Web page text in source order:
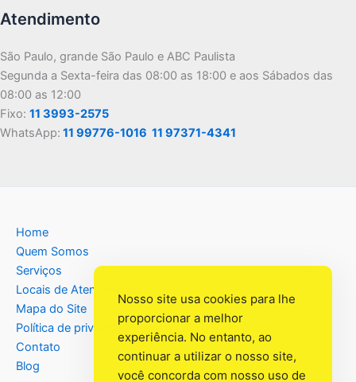
Atendimento
São Paulo, grande São Paulo e ABC Paulista
Segunda a Sexta-feira das 08:00 as 18:00 e aos Sábados das
08:00 as 12:00
Fixo: 11 3993-2575
WhatsApp: 11 99776-1016 11 97371-4341
Home
Quem Somos
Serviços
Locais de Atendimento
Mapa do Site
Política de privacidade
Contato
Blog
Nosso site usa cookies para lhe
proporcionar a melhor
experiência. No entanto, ao
continuar a utilizar o nosso site,
você concorda com nosso uso de